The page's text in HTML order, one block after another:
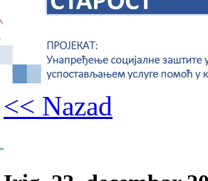
<< Nazad